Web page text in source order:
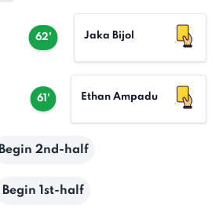
62' Jaka Bijol
61' Ethan Ampadu
Begin 2nd-half
Begin 1st-half